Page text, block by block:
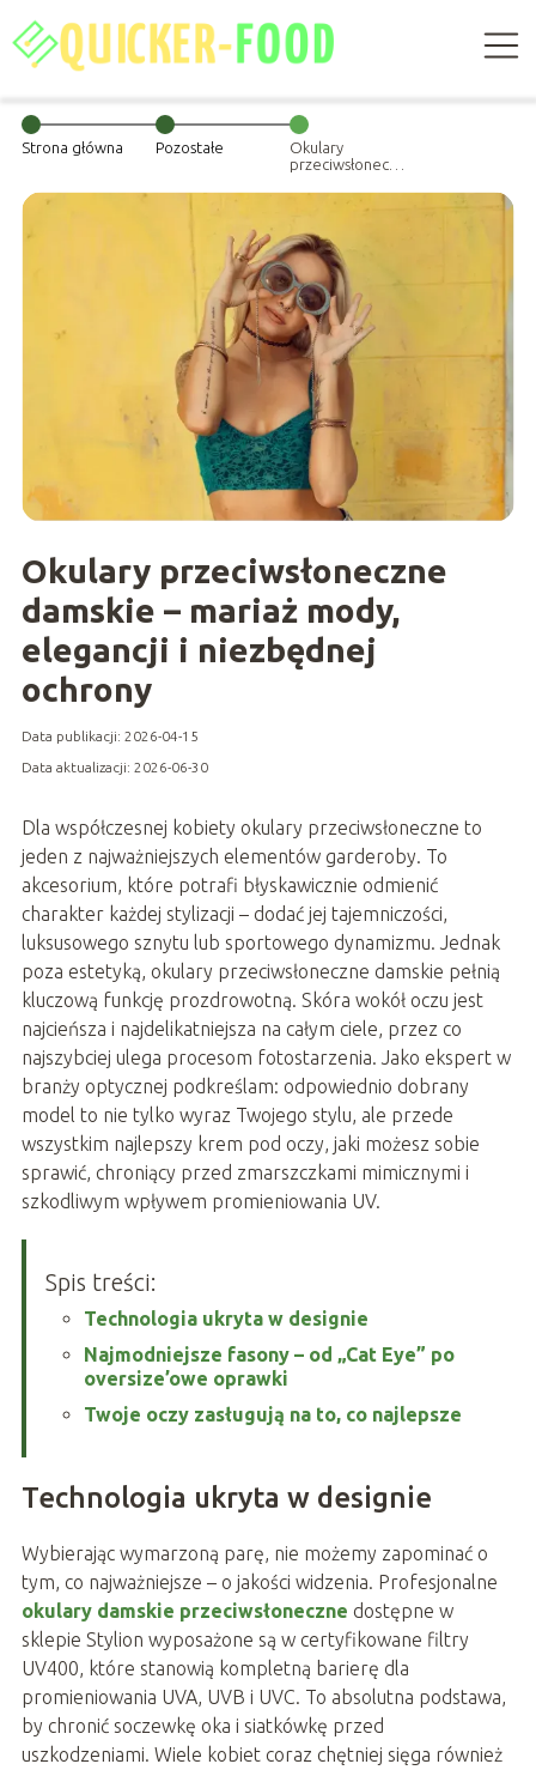
Strona główna Pozostałe
Okulary
przeciwsłoneczne
mariaż mody,
niezbędnej
ochrony
Okulary przeciwsłoneczne
damskie – mariaż mody,
elegancji i niezbędnej
ochrony
Data publikacji: 2026-04-15
Data aktualizacji: 2026-06-30
Dla współczesnej kobiety okulary przeciwsłoneczne to
jeden z najważniejszych elementów garderoby. To
akcesorium, które potrafi błyskawicznie odmienić
charakter każdej stylizacji – dodać jej tajemniczości,
luksusowego sznytu lub sportowego dynamizmu. Jednak
poza estetyką, okulary przeciwsłoneczne damskie pełnią
kluczową funkcję prozdrowotną. Skóra wokół oczu jest
najcieńsza i najdelikatniejsza na całym ciele, przez co
najszybciej ulega procesom fotostarzenia. Jako ekspert w
branży optycznej podkreślam: odpowiednio dobrany
model to nie tylko wyraz Twojego stylu, ale przede
wszystkim najlepszy krem pod oczy, jaki możesz sobie
sprawić, chroniący przed zmarszczkami mimicznymi i
szkodliwym wpływem promieniowania UV.
Spis treści:
Technologia ukryta w designie
Najmodniejsze fasony – od „Cat Eye” po
oversize’owe oprawki
Twoje oczy zasługują na to, co najlepsze
Technologia ukryta w designie
Wybierając wymarzoną parę, nie możemy zapominać o
tym, co najważniejsze – o jakości widzenia. Profesjonalne
okulary damskie przeciwsłoneczne dostępne w
sklepie Stylion wyposażone są w certyfikowane filtry
UV400, które stanowią kompletną barierę dla
promieniowania UVA, UVB i UVC. To absolutna podstawa,
by chronić soczewkę oka i siatkówkę przed
uszkodzeniami. Wiele kobiet coraz chętniej sięga również